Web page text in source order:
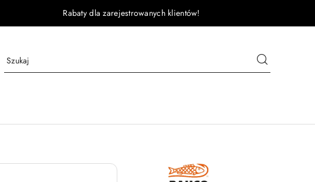
Rabaty dla zarejestrowanych klientów!
BAHCO